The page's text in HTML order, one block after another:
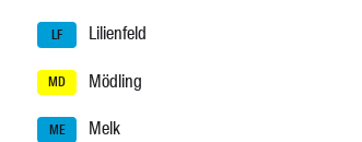
LF Lilienfeld
MD Mödling
ME Melk